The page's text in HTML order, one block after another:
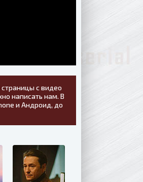
с видео
написать нам. В
и Андроид, до